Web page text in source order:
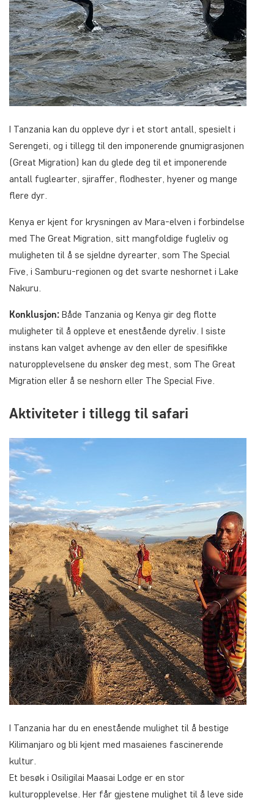
I Tanzania kan du oppleve dyr i et stort antall, spesielt i
Serengeti, og i tillegg til den imponerende gnumigrasjonen
(Great Migration) kan du glede deg til et imponerende
antall fuglearter, sjiraffer, flodhester, hyener og mange
flere dyr.
Kenya er kjent for krysningen av Mara-elven i forbindelse
med The Great Migration, sitt mangfoldige fugleliv og
muligheten til å se sjeldne dyrearter, som The Special
Five, i Samburu-regionen og det svarte neshornet i Lake
Nakuru.
Konklusjon: Både Tanzania og Kenya gir deg flotte
muligheter til å oppleve et enestående dyreliv. I siste
instans kan valget avhenge av den eller de spesifikke
naturopplevelsene du ønsker deg mest, som The Great
Migration eller å se neshorn eller The Special Five.
Aktiviteter i tillegg til safari
I Tanzania har du en enestående mulighet til å bestige
Kilimanjaro og bli kjent med masaienes fascinerende
kultur.
Et besøk i Osiligilai Maasai Lodge er en stor
kulturopplevelse. Her får gjestene mulighet til å leve side